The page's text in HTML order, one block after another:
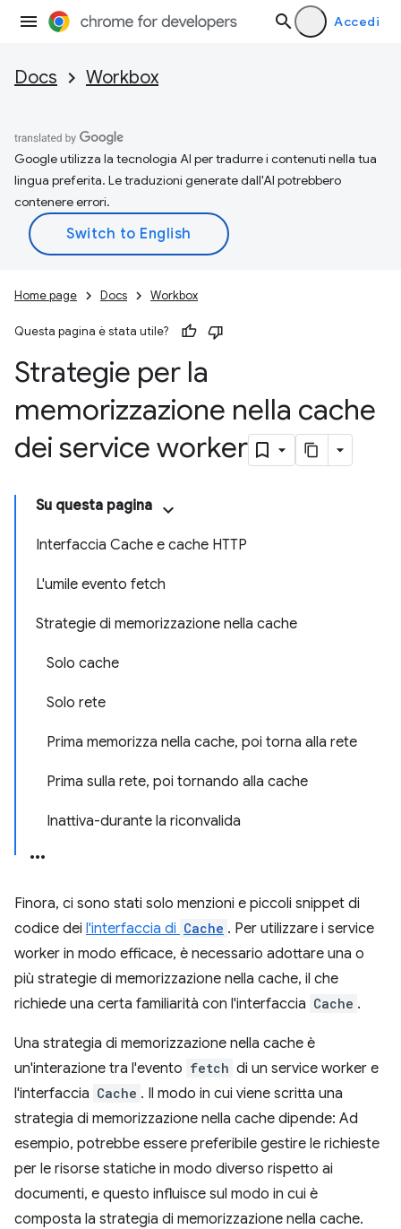
Accedi
Docs Workbox
Google utilizza la tecnologia AI per tradurre i contenuti nella tua
lingua preferita. Le traduzioni generate dall'AI potrebbero
contenere errori.
Home page Docs Workbox
Questa pagina è stata utile?
Strategie per la
memorizzazione nella cache
dei service worker
Su questa pagina
Interfaccia Cache e cache HTTP
L'umile evento fetch
Strategie di memorizzazione nella cache
Solo cache
Solo rete
Prima memorizza nella cache, poi torna alla rete
Prima sulla rete, poi tornando alla cache
Inattiva-durante la riconvalida
Finora, ci sono stati solo menzioni e piccoli snippet di
codice dei l'interfaccia di Cache . Per utilizzare i service
worker in modo efficace, è necessario adottare una o
più strategie di memorizzazione nella cache, il che
richiede una certa familiarità con l'interfaccia Cache .
Una strategia di memorizzazione nella cache è
un'interazione tra l'evento fetch di un service worker e
l'interfaccia Cache . Il modo in cui viene scritta una
strategia di memorizzazione nella cache dipende: Ad
esempio, potrebbe essere preferibile gestire le richieste
per le risorse statiche in modo diverso rispetto ai
documenti, e questo influisce sul modo in cui è
composta la strategia di memorizzazione nella cache.